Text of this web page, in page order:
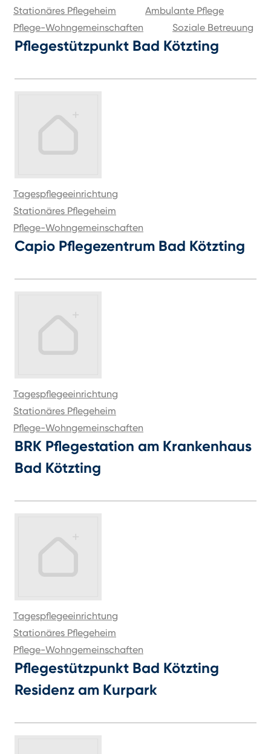
Stationäres Pflegeheim
Ambulante Pflege
Pflege-Wohngemeinschaften
Soziale Betreuung
Pflegestützpunkt Bad Kötzting
Tagespflegeeinrichtung
Stationäres Pflegeheim
Pflege-Wohngemeinschaften
Capio Pflegezentrum Bad Kötzting
Tagespflegeeinrichtung
Stationäres Pflegeheim
Pflege-Wohngemeinschaften
BRK Pflegestation am Krankenhaus
Bad Kötzting
Tagespflegeeinrichtung
Stationäres Pflegeheim
Pflege-Wohngemeinschaften
Pflegestützpunkt Bad Kötzting
Residenz am Kurpark